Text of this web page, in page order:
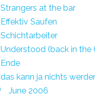
Strangers at the bar
Effektiv Saufen
Schichtarbeiter
Understood (back in the
Ende
das kann ja nichts
June 2006